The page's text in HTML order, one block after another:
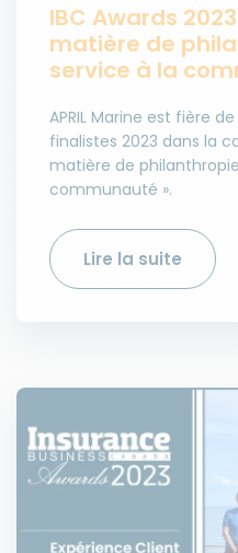
IBC Awards
matière de
service à la
APRIL Marine est fière
finalistes 2023 dans la
matière de
communauté ».
Lire la suite